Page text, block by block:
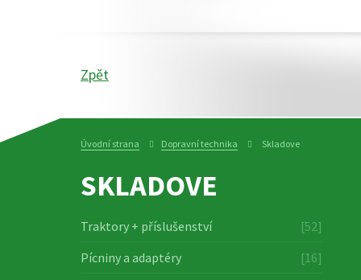
Zpět
Úvodní strana Dopravní technika Skladove
SKLADOVE
Traktory + příslušenství
[52]
Pícniny a adaptéry
[16]